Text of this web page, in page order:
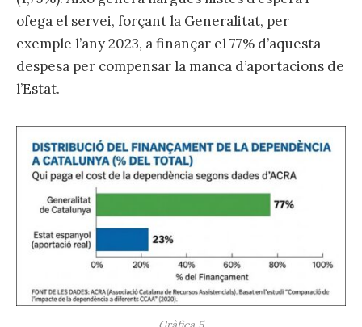
ofega el servei, forçant la Generalitat, per
exemple l’any 2023, a finançar el 77% d’aquesta
despesa per compensar la manca d’aportacions de
l’Estat.